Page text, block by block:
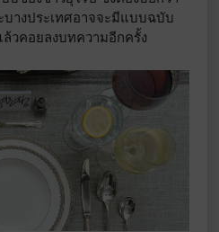
างประเทศอาจจะมีแบบฉบับ
วคอยลงบทความอีกครั้ง